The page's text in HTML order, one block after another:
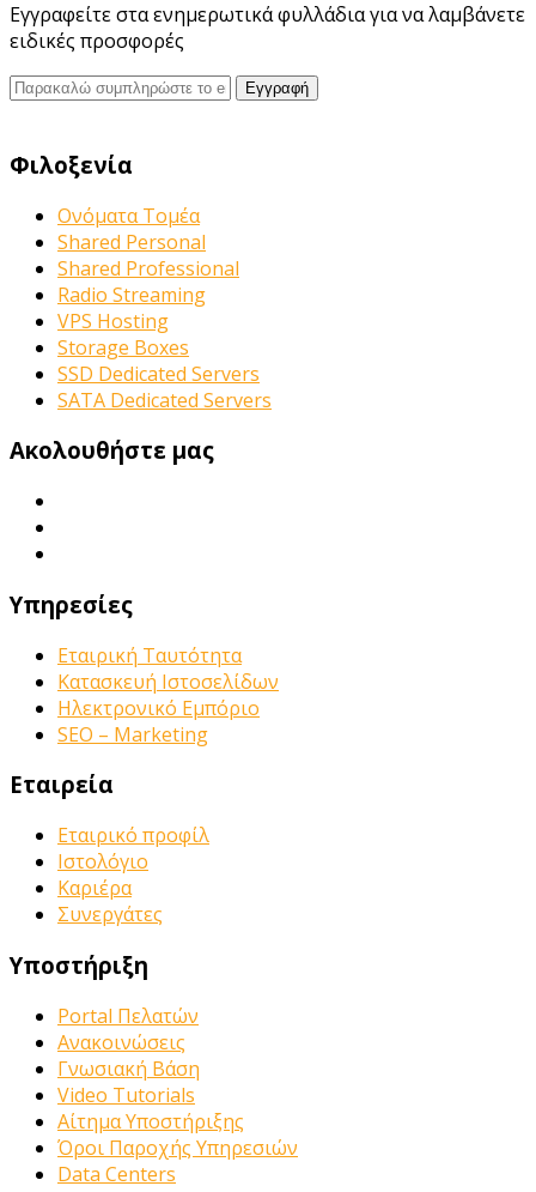
Εγγραφείτε στα ενημερωτικά φυλλάδια για να λαμβάνετε
ειδικές προσφορές
Φιλοξενία
Ονόματα Τομέα
Shared Personal
Shared Professional
Radio Streaming
VPS Hosting
Storage Boxes
SSD Dedicated Servers
SATA Dedicated Servers
Ακολουθήστε μας
Υπηρεσίες
Εταιρική Ταυτότητα
Κατασκευή Ιστοσελίδων
Ηλεκτρονικό Εμπόριο
SEO – Marketing
Εταιρεία
Εταιρικό προφίλ
Ιστολόγιο
Καριέρα
Συνεργάτες
Υποστήριξη
Portal Πελατών
Ανακοινώσεις
Γνωσιακή Βάση
Video Tutorials
Αίτημα Υποστήριξης
Όροι Παροχής Υπηρεσιών
Data Centers